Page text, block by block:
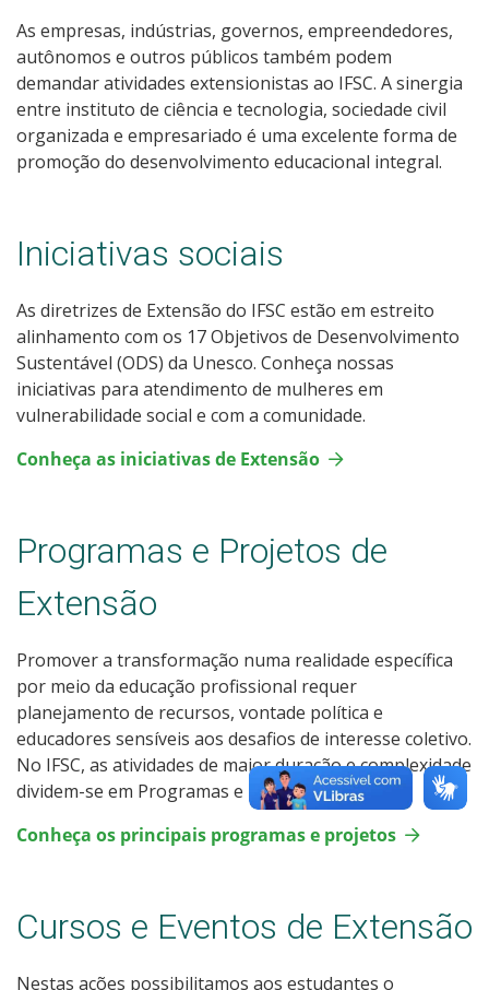
As empresas, indústrias, governos, empreendedores,
autônomos e outros públicos também podem
demandar atividades extensionistas ao IFSC. A sinergia
entre instituto de ciência e tecnologia, sociedade civil
organizada e empresariado é uma excelente forma de
promoção do desenvolvimento educacional integral.
Iniciativas sociais
As diretrizes de Extensão do IFSC estão em estreito
alinhamento com os 17 Objetivos de Desenvolvimento
Sustentável (ODS) da Unesco. Conheça nossas
iniciativas para atendimento de mulheres em
vulnerabilidade social e com a comunidade.
Conheça as iniciativas de Extensão
Programas e Projetos de
Extensão
Promover a transformação numa realidade específica
por meio da educação profissional requer
planejamento de recursos, vontade política e
educadores sensíveis aos desafios de interesse coletivo.
No IFSC, as atividades de maior duração e complexidade
dividem-se em Programas e Projetos.
Conheça os principais programas e projetos
Cursos e Eventos de Extensão
Nestas ações possibilitamos aos estudantes o